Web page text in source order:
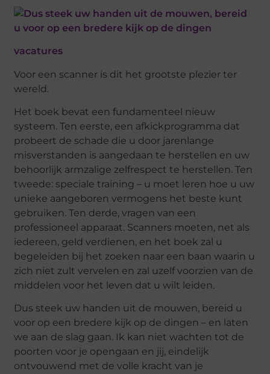
vacatures
Voor een scanner is dit het grootste plezier ter
wereld.
Het boek bevat een fundamenteel nieuw
systeem. Ten eerste, een afkickprogramma dat
probeert de schade die u door jarenlange
misverstanden is aangedaan te herstellen en uw
behoorlijk armzalige zelfrespect te herstellen. Ten
tweede: speciale training – u moet leren hoe u uw
unieke aangeboren vermogens het beste kunt
gebruiken. Ten derde, vragen van een
professioneel apparaat. Scanners moeten, net als
iedereen, geld verdienen, en het boek zal u
begeleiden bij het zoeken naar een baan waarin u
zich niet zult vervelen en zal uzelf voorzien van de
middelen voor het leven dat u wilt leiden.
Dus steek uw handen uit de mouwen, bereid u
voor op een bredere kijk op de dingen – en laten
we aan de slag gaan. Ik kan niet wachten tot de
poorten voor je opengaan en jij, eindelijk
ontvouwend met de volle kracht van je